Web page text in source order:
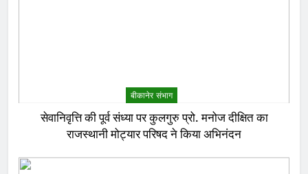
बीकानेर संभाग
सेवानिवृत्ति की पूर्व संध्या पर कुलगुरु प्रो. मनोज दीक्षित का
राजस्थानी मोट्यार परिषद ने किया अभिनंदन